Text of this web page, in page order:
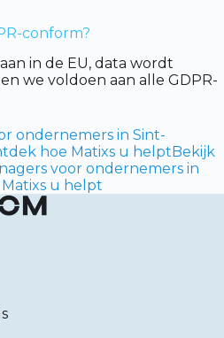
conform?
in de EU, data wordt
we voldoen aan alle GDPR-
ondernemers in Sint-
hoe Matixs u helptBekijk
voor ondernemers in
u helpt